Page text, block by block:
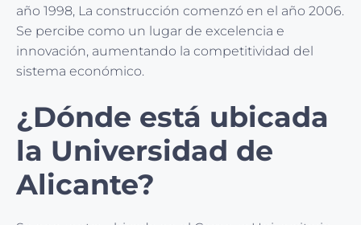
año 1998, La construcción comenzó en el año 2006.
Se percibe como un lugar de excelencia e
innovación, aumentando la competitividad del
sistema económico.
¿Dónde está ubicada
la Universidad de
Alicante?